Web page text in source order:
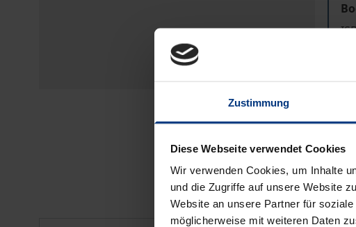
Zustimmung
Diese Webseite verwendet Cookies
Wir verwenden Cookies, um Inhalte
und die Zugriffe auf unsere Website
Website an unsere Partner für
möglicherweise mit weiteren Daten